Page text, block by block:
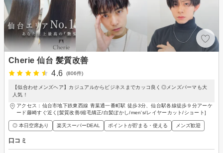
Cherie 仙台 髪質改善
4.6
(806件)
【似合わせメンズヘア】カジュアルからビジネスまでカッコ良く◎メンズパーマも大
人気！
アクセス：仙台市地下鉄東西線 青葉通一番町駅 徒歩3分、仙台駅各線徒歩９分アーケ
ード藤崎すぐ近く[髪質改善/縮毛矯正/白髪ぼかし/men's/レイヤーカット/ショート]
◎ 本日空席あり 楽天スーパーDEAL ポイントが貯まる・使える メンズ歓迎
口コミ